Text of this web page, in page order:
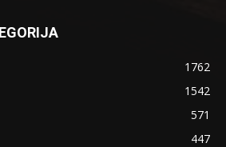
1762
1542
571
447